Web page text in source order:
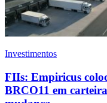
Investimentos
FIIs: Empiricus
BRCO11 em